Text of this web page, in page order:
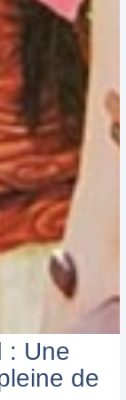
: Une
de